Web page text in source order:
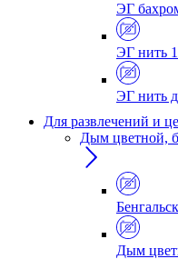
ЭГ
ЭГ нить
ЭГ нить
Для развлечений и
Дым цветной,
Дым